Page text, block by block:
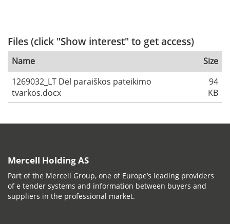
Files (click "Show interest" to get access)
Name
Size
1269032_LT Dėl paraiškos pateikimo
tvarkos.docx
94
KB
Mercell Holding AS
Part of the Mercell Group, one of Europe’s leading providers
of e tender systems and information between buyers and
suppliers in the professional market.